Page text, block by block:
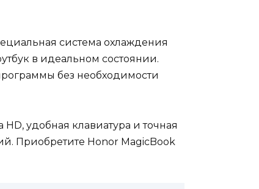
система охлаждения
в идеальном состоянии.
без необходимости
удобная клавиатура и точная
Приобретите Honor MagicBook